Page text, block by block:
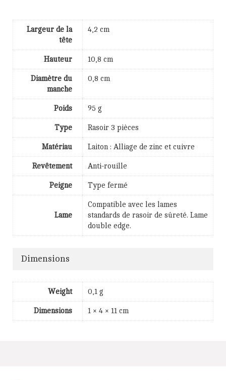
Largeur de la
tête
4,2 cm
Hauteur 10,8 cm
Diamètre du
manche
0,8 cm
Poids 95 g
Type Rasoir 3 pièces
Matériau Laiton : Alliage de zinc et cuivre
Revêtement Anti-rouille
Peigne Type fermé
Lame
Compatible avec les lames
standards de rasoir de sûreté. Lame
double edge.
Dimensions
Weight 0,1 g
Dimensions 1 × 4 × 11 cm